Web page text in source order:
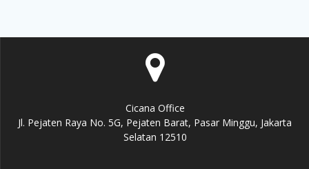
Cicana Office
Jl. Pejaten Raya No. 5G, Pejaten Barat, Pasar Minggu, Jakarta
Selatan 12510